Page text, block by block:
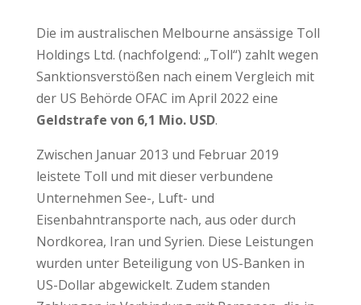
Die im australischen Melbourne ansässige Toll
Holdings Ltd. (nachfolgend: „Toll“) zahlt wegen
Sanktionsverstößen nach einem Vergleich mit
der US Behörde OFAC im April 2022 eine
Geldstrafe von 6,1 Mio. USD.
Zwischen Januar 2013 und Februar 2019
leistete Toll und mit dieser verbundene
Unternehmen See-, Luft- und
Eisenbahntransporte nach, aus oder durch
Nordkorea, Iran und Syrien. Diese Leistungen
wurden unter Beteiligung von US-Banken in
US-Dollar abgewickelt. Zudem standen